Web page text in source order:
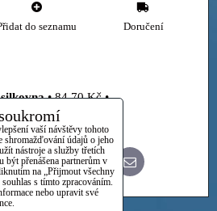
do seznamu Doručení
•84,70 Kč •
Osobně
Reddit LinkedInWhatsApp
E-
mail
vaší návštěvy tohoto
shromažďování údajů o jeho
nástroje a služby třetích
být přenášena partnerům v
na „Přijmout všechny
s tímto zpracováním.
nebo upravit své